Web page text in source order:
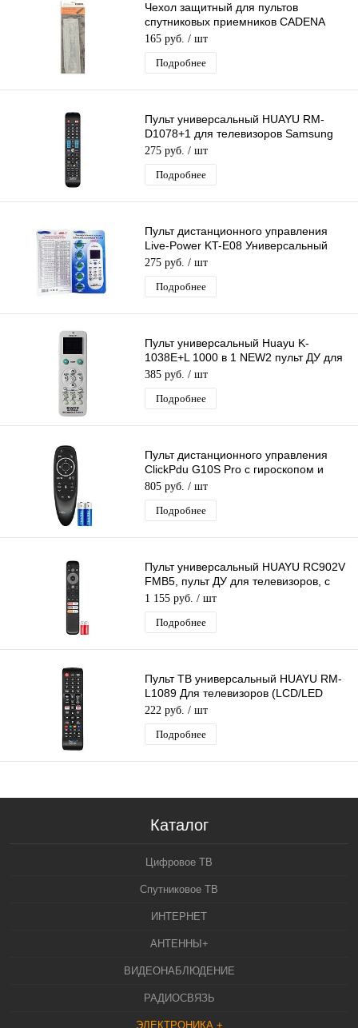
Чехол защитный для пультов
спутниковых приемников CADENA
CS1-8306 силиконовый
165 руб. / шт
Подробнее
Пульт универсальный HUAYU RM-
D1078+1 для телевизоров Samsung
LCD/LED
275 руб. / шт
Подробнее
Пульт дистанционного управления
Live-Power KT-E08 Универсальный
пульт для кондиционеров
275 руб. / шт
Подробнее
Пульт универсальный Huayu K-
1038E+L 1000 в 1 NEW2 пульт ДУ для
кондиционеров.управляет 2-мя
кондиц.
385 руб. / шт
Подробнее
Пульт дистанционного управления
ClickPdu G10S Pro с гироскопом и
голосовым управлением + подсветка
805 руб. / шт
Подробнее
Пульт универсальный HUAYU RC902V
FMB5, пульт ДУ для телевизоров, с
голосовым управлением
1 155 руб. / шт
Подробнее
Пульт ТВ универсальный HUAYU RM-
L1089 Для телевизоров (LCD/LED
Samsung)
222 руб. / шт
Подробнее
Каталог
Цифровое ТВ
Спутниковое ТВ
ИНТЕРНЕТ
АНТЕННЫ+
ВИДЕОНАБЛЮДЕНИЕ
РАДИОСВЯЗЬ
ЭЛЕКТРОНИКА +